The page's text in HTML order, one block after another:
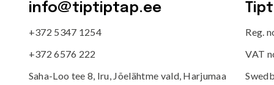
info@tiptiptap.ee
+372 5347 1254
+372 6576 222
Saha-Loo tee 8, Iru, Jõelähtme vald, Harjumaa
Reg.
VAT